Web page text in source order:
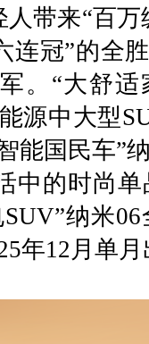
带来“百
连冠”的全
。“大舒适
源中大型
能国民车”
中的时尚
SUV”纳米06
年12 月单